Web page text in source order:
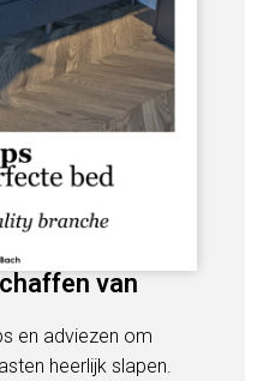
van
en adviezen om
heerlijk slapen.